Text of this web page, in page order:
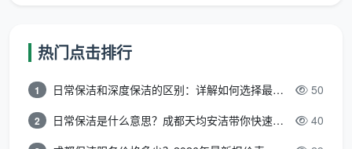
热门点击排行
1 日常保洁和深度保洁的区别：详解如何选择最适合的清洁服务 50
2 日常保洁是什么意思？成都天均安洁带你快速区分“日常vs深度vs开荒” 40